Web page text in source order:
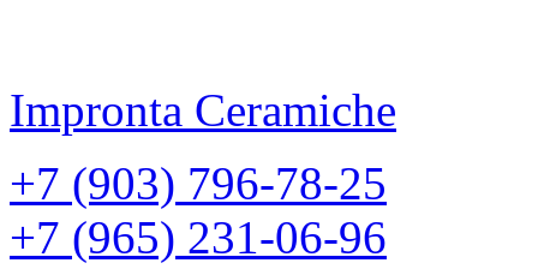
Impronta Ceramiche
+7 (903) 796-78-25
+7 (965) 231-06-96